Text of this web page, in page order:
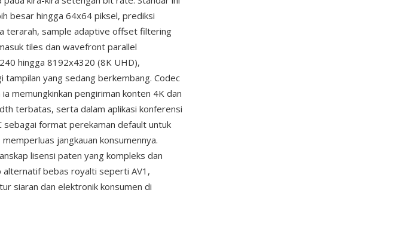
besar hingga 64x64 piksel, prediksi
terarah, sample adaptive offset filtering
tiles dan wavefront parallel
hingga 8192x4320 (8K UHD),
tampilan yang sedang berkembang. Codec
memungkinkan pengiriman konten 4K dan
terbatas, serta dalam aplikasi konferensi
sebagai format perekaman default untuk
jangkauan konsumennya.
lisensi paten yang kompleks dan
bebas royalti seperti AV1,
siaran dan elektronik konsumen di